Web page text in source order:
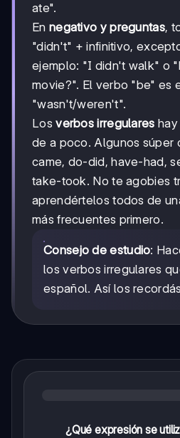
ate".
En negativo y preguntas,
"didn't" + infinitivo,
ejemplo: "I didn't walk" o
movie?". El verbo "be" es
"wasn't/weren't".
Losverbos irregulares
de a poco. Algunos súper
came, do-did, have-had,
take-took. No te agobies
aprendértelos todos de
más frecuentes primero.
Consejo de estudio:
los verbos irregulares
español. Así los
¿Qué expresión se